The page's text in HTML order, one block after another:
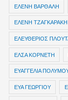
ΕΛΕΝΗ ΒΑΡΘΑΛΗ
ΕΛΕΝΗ ΤΖΑΓΚΑΡΑΚΗ
ΕΛΕΥΘΕΡΙΟΣ
ΕΛΣΑ ΚΟΡΝΕΤΗ
ΕΥΑΓΓΕΛΙΑ
ΕΥΑ ΓΕΩΡΓΙΟΥ